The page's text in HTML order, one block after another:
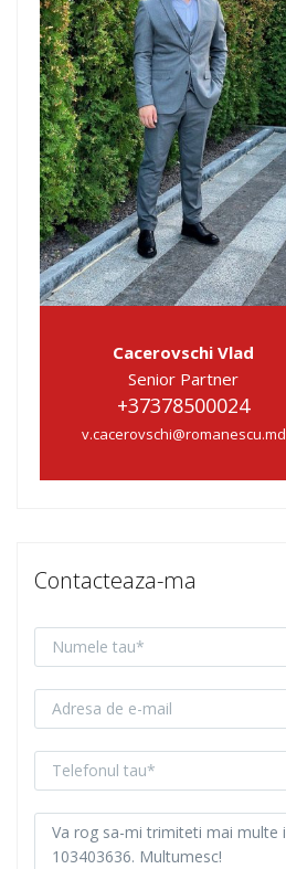
Cacerovschi Vlad
Senior Partner
+37378500024
v.cacerovschi@romanescu.md
Contacteaza-ma